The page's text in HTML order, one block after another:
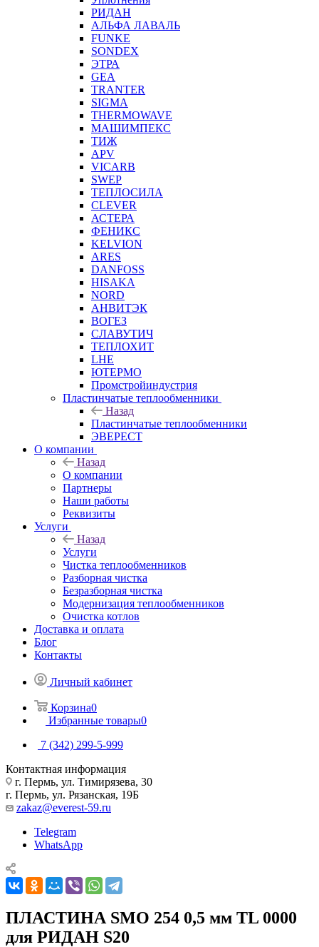
РИДАН
АЛЬФА ЛАВАЛЬ
FUNKE
SONDEX
ЭТРА
GEA
TRANTER
SIGMA
THERMOWAVE
МАШИМПЕКС
ТИЖ
APV
VICARB
SWEP
ТЕПЛОСИЛА
CLEVER
АСТЕРА
ФЕНИКС
KELVION
ARES
DANFOSS
HISAKA
NORD
АНВИТЭК
ВОГЕЗ
СЛАВУТИЧ
ТЕПЛОХИТ
LHE
ЮТЕРМО
Промстройиндустрия
Пластинчатые теплообменники
Назад
Пластинчатые теплообменники
ЭВЕРЕСТ
О компании
Назад
О компании
Партнеры
Наши работы
Реквизиты
Услуги
Назад
Услуги
Чистка теплообменников
Разборная чистка
Безразборная чистка
Модернизация теплообменников
Очистка котлов
Доставка и оплата
Блог
Контакты
Личный кабинет
Корзина0
Избранные товары0
7 (342) 299-5-999
Контактная информация
г. Пермь, ул. Тимирязева, 30
г. Пермь, ул. Рязанская, 19Б
zakaz@everest-59.ru
Telegram
WhatsApp
ПЛАСТИНА SMO 254 0,5 мм TL 0000
для РИДАН S20